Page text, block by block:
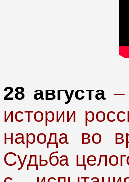
28 августа–
истории
народа во
Судьба